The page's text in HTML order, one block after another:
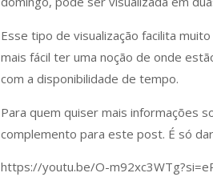
Esse tipo de visualização facilita
mais fácil ter uma noção de onde
com a disponibilidade de tempo.
Para quem quiser mais informações
complemento para este post. É só
https://youtu.be/O-